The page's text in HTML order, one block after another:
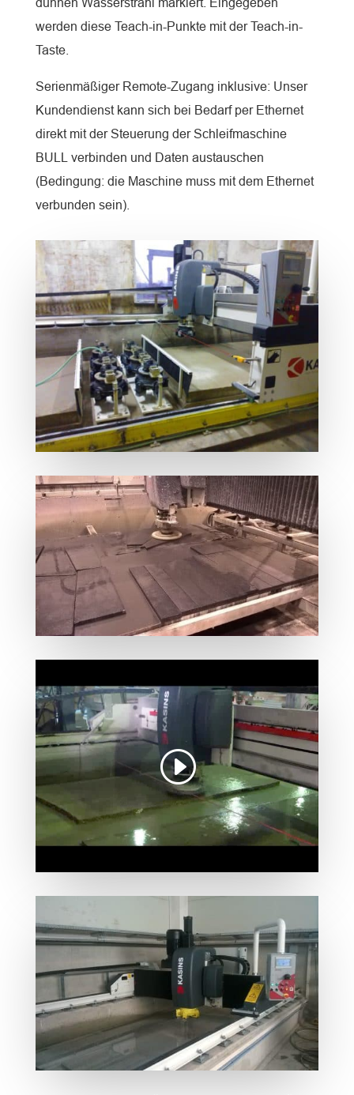
werden diese Teach-in-Punkte mit der Teach-in-
Taste.
Serienmäßiger Remote-Zugang inklusive: Unser
Kundendienst kann sich bei Bedarf per Ethernet
direkt mit der Steuerung der Schleifmaschine
BULL verbinden und Daten austauschen
(Bedingung: die Maschine muss mit dem Ethernet
verbunden sein).